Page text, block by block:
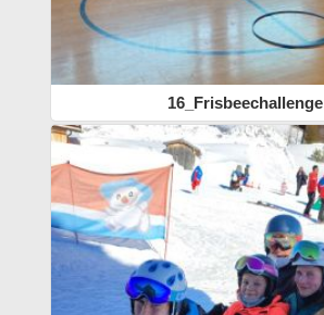
16_Frisbeechallenge